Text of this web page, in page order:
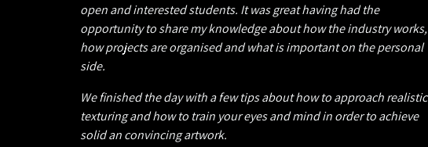
open and interested students. It was great having had the
opportunity to share my knowledge about how the industry works,
how projects are organised and what is important on the personal
side.
We finished the day with a few tips about how to approach realistic
texturing and how to train your eyes and mind in order to achieve
solid an convincing artwork.